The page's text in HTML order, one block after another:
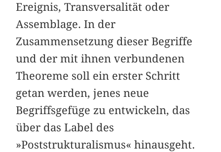
Ereignis, Transversalität oder
Assemblage. In der
Zusammensetzung dieser Begriffe
und der mit ihnen verbundenen
Theoreme soll ein erster Schritt
getan werden, jenes neue
Begriffsgefüge zu entwickeln, das
über das Label des
»Poststrukturalismus« hinausgeht.